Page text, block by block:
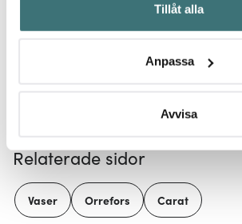
kan ha en noggrannhet på upp till
Identifiera din enhet genom att
Ta reda på mer om hur dina personliga
Du kan ändra eller dra tillbaka ditt
Vi använder cookies för att innehållet
ska anpassas efter det som vi tror att
gör också att vi kan analysera vår trafik
Tillåt alla
Anpassa
Avvisa
Låt dig inspireras av
Relaterade sidor
Vaser Orrefors Carat